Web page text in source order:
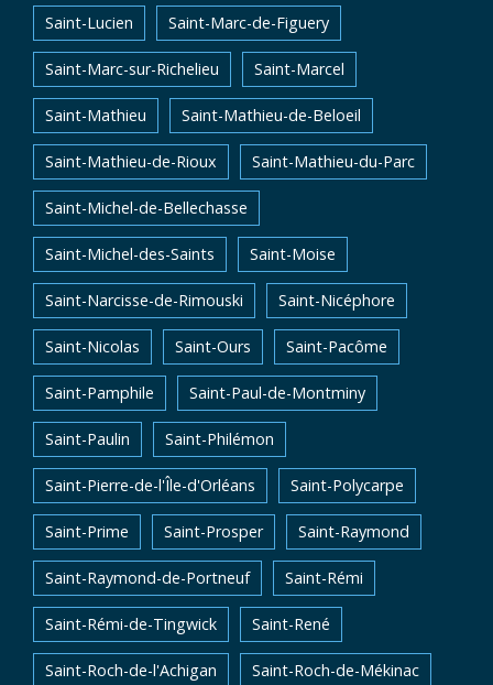
Saint-Lucien Saint-Marc-de-Figuery
Saint-Marc-sur-Richelieu Saint-Marcel
Saint-Mathieu Saint-Mathieu-de-Beloeil
Saint-Mathieu-de-Rioux Saint-Mathieu-du-Parc
Saint-Michel-de-Bellechasse
Saint-Michel-des-Saints Saint-Moise
Saint-Narcisse-de-Rimouski Saint-Nicéphore
Saint-Nicolas Saint-Ours Saint-Pacôme
Saint-Pamphile Saint-Paul-de-Montminy
Saint-Paulin Saint-Philémon
Saint-Pierre-de-l'Île-d'Orléans Saint-Polycarpe
Saint-Prime Saint-Prosper Saint-Raymond
Saint-Raymond-de-Portneuf Saint-Rémi
Saint-Rémi-de-Tingwick Saint-René
Saint-Roch-de-l'Achigan Saint-Roch-de-Mékinac